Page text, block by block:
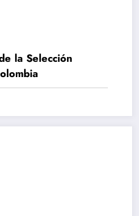
la Selección